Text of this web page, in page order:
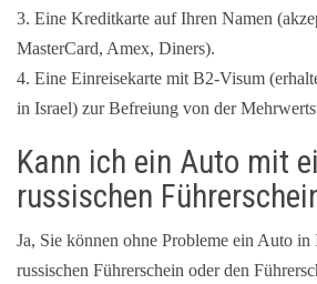
3. Eine Kreditkarte auf Ihren Namen
MasterCard, Amex, Diners).
4. Eine Einreisekarte mit B2-Visum
in Israel) zur Befreiung von der
Kann ich ein Auto mit
russischen
Ja, Sie können ohne Probleme ein Auto in
russischen Führerschein oder den